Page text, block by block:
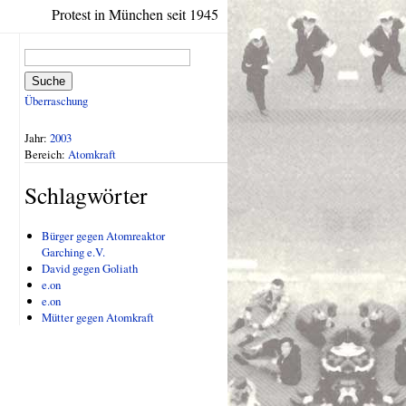
Protest in München seit 1945
Suche
Überraschung
Jahr: 2003
Bereich: Atomkraft
Schlagwörter
Bürger gegen Atomreaktor
Garching e.V.
David gegen Goliath
e.on
e.on
Mütter gegen Atomkraft